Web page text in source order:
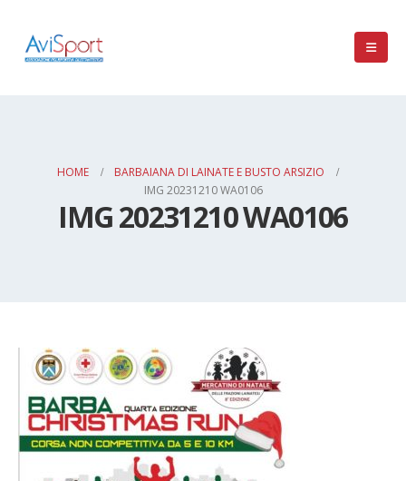
HOME
BARBAIANA DI LAINATE E BUSTO ARSIZIO
IMG 20231210 WA0106
IMG 20231210 WA0106